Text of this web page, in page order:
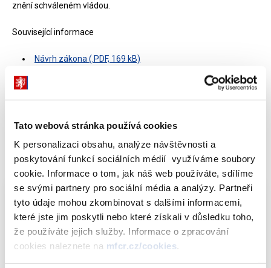
Tato webová stránka používá cookies
K personalizaci obsahu, analýze návštěvnosti a
poskytování funkcí sociálních médií využíváme soubory
cookie. Informace o tom, jak náš web používáte, sdílíme
se svými partnery pro sociální média a analýzy. Partneři
tyto údaje mohou zkombinovat s dalšími informacemi,
které jste jim poskytli nebo které získali v důsledku toho,
že používáte jejich služby. Informace o zpracování
cookies naleznete na mfcr.cz/cookies.
znění schváleném vládou.
Související informace
Návrh zákona (.PDF, 169 kB)
Platná znění části zákonů s vyznačením změn (.PDF, 288
Zdroj: MF - odbor Finanční trhy I, oddělení Bankovnictví
Dokumenty ke stažení
Návrh zákona PDF (169kB)
Platná znění části zákonů s vyznačením
změn PDF (288kB)